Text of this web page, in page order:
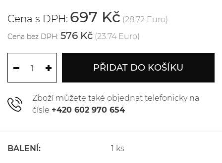
Cena s DPH: 697 Kč (28.72 Euro)
Cena bez DPH: 576 Kč (23.74 Euro)
PŘIDAT DO KOŠÍKU
Zboží můžete také objednat telefonicky na
čísle +420 602 970 654
BALENÍ: 1 ks